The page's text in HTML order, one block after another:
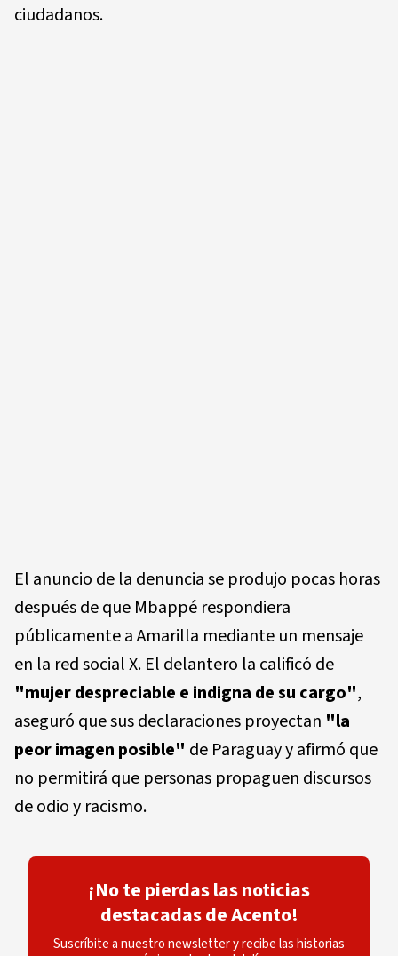
ciudadanos.
El anuncio de la denuncia se produjo pocas horas
después de que Mbappé respondiera
públicamente a Amarilla mediante un mensaje
en la red social X. El delantero la calificó de
"mujer despreciable e indigna de su cargo",
aseguró que sus declaraciones proyectan "la
peor imagen posible" de Paraguay y afirmó que
no permitirá que personas propaguen discursos
de odio y racismo.
¡No te pierdas las noticias
destacadas de Acento!
Suscríbite a nuestro newsletter y recibe las historias